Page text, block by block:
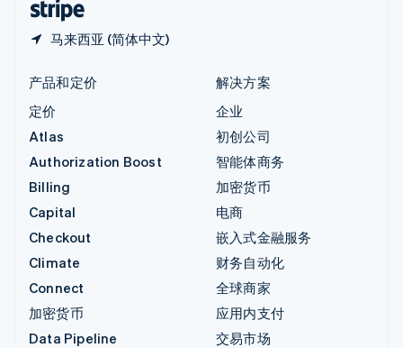
马来西亚 (简体中文)
产品和定价
定价
Atlas
Authorization Boost
Billing
Capital
Checkout
Climate
Connect
加密货币
Data Pipeline
解决方案
企业
初创公司
智能体商务
加密货币
电商
嵌入式金融服务
财务自动化
全球商家
应用内支付
交易市场